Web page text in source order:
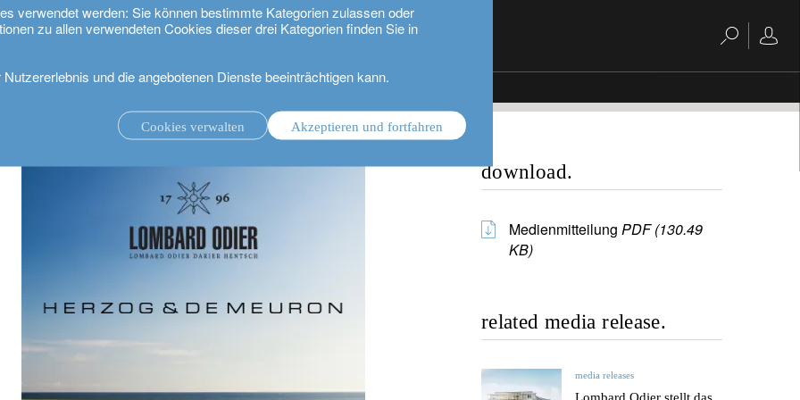
verwendet werden: Sie können bestimmte Kategorien zulassen oder
zu allen verwendeten Cookies dieser drei Kategorien finden Sie in
und die angebotenen Dienste beeinträchtigen kann.
Cookies verwalten Akzeptieren und fortfahren
Anlageverwaltung mit Beratungsmandat.
architekturwettbewerb für den neuen weltweiten Hauptsitz von Lombard Odier in Bellevue
download.
Medienmitteilung PDF (130.49
KB)
related media release.
media releases